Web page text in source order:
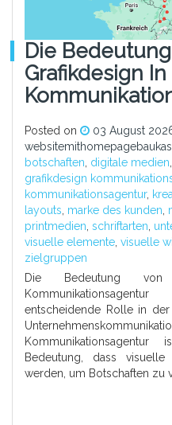
Die
Grafikdesign In
Posted on 03 August
botschaften digitale medien
grafikdesign
kommunikationsagentur,
layouts marke des kunden
printmedien schriftarten
visuelle elemente visuelle
zielgruppen
Die Bedeutung
entscheidende Rolle in
Bedeutung, dass
werden, um Botschaften zu